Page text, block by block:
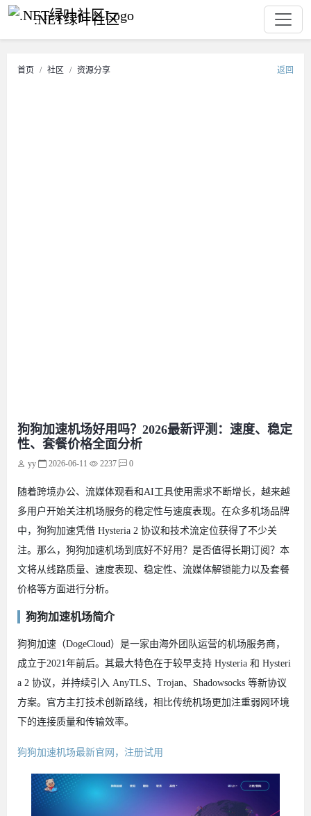
.NET绿叶社区
首页 社区 资源分享 返回
狗狗加速机场好用吗？2026最新评测：速度、稳定
性、套餐价格全面分析
yy 2026-06-11 2237 0
随着跨境办公、流媒体观看和AI工具使用需求不断增长，越来越
多用户开始关注机场服务的稳定性与速度表现。在众多机场品牌
中，狗狗加速凭借 Hysteria 2 协议和技术流定位获得了不少关
注。那么，狗狗加速机场到底好不好用？是否值得长期订阅？本
文将从线路质量、速度表现、稳定性、流媒体解锁能力以及套餐
价格等方面进行分析。
狗狗加速机场简介
狗狗加速（DogeCloud）是一家由海外团队运营的机场服务商，
成立于2021年前后。其最大特色在于较早支持 Hysteria 和 Hysteri
a 2 协议，并持续引入 AnyTLS、Trojan、Shadowsocks 等新协议
方案。官方主打技术创新路线，相比传统机场更加注重弱网环境
下的连接质量和传输效率。
狗狗加速机场最新官网，注册试用